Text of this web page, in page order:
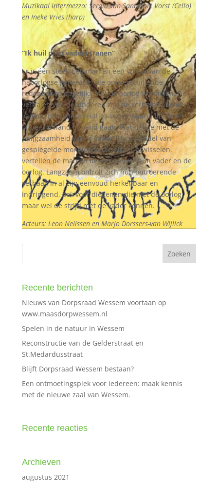
Muzikaal intermezzo: Sergio van Santvoort Vorst (Cello)
en Ineke Vries (harp)
“Ik huil mijn vaders tranen”
Er is één stoel. Een man en een vrouw van de
naoorlogse generatie, die om verschillende
redenennog dagelijks met de oorlog worstelen. De
verhalen van de kinderen zijn de verhalen van de
vaders. Breekbare relaties soms, waarin liefde en
onbegrip hand in hand gaan. Wat doe je met de
zwijgzaamheid van je vader? Door middel van
gespiegelde monologen die elkaar afwisselen,
vertellen de man en de vrouw over hun vader en de
oorlog. Langzaam ontrolt zich hun ontroerende
verhaal. In al zijn eenvoud herkenbaar en
indringend, ook voor diegenen die niet de oorlog
maar wel de strijd met de vader kennen.
Acteurs: Leon Nelissen en Marjo Dorssers-van Wijlick
Recente berichten
Nieuws van Dorpsraad Wessem voortaan op
www.maasdorpwessem.nl
Spelen in de natuur in Wessem
Reconstructie van de Gelderstraat en
St.Medardusstraat
Blijft Dorpsraad Wessem bestaan?
Een ontmoetingsplek voor iedereen: maak kennis
met de nieuwe zaal van Wessem.
Recente reacties
Archieven
augustus 2021